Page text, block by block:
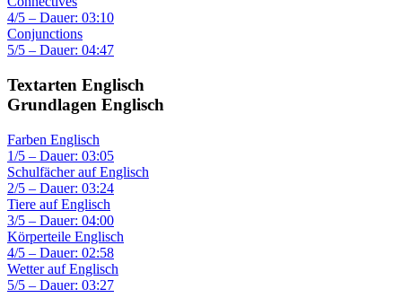
4/5 – Dauer: 03:10
Conjunctions
5/5 – Dauer: 04:47
Textarten Englisch
Grundlagen Englisch
Farben Englisch
1/5 – Dauer: 03:05
Schulfächer auf Englisch
2/5 – Dauer: 03:24
Tiere auf Englisch
3/5 – Dauer: 04:00
Körperteile Englisch
4/5 – Dauer: 02:58
Wetter auf Englisch
5/5 – Dauer: 03:27